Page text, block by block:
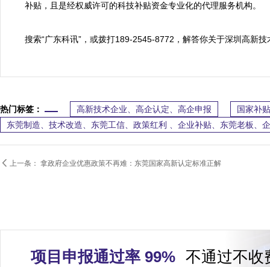
补贴，且是经权威许可的科技补贴资金专业化的代理服务机构。
搜索“广东科讯”，或拨打189-2545-8772，解答你关于深圳高新
热门标签： 高新技术企业、高企认定、高企申报
国家补
东莞制造、技术改造、东莞工信、政策红利 、企业补贴、东莞老板、
 上一条： 拿政府企业优惠政策不再难：东莞国家高新认定标准正解
项目申报通过率 99% 不通过不收